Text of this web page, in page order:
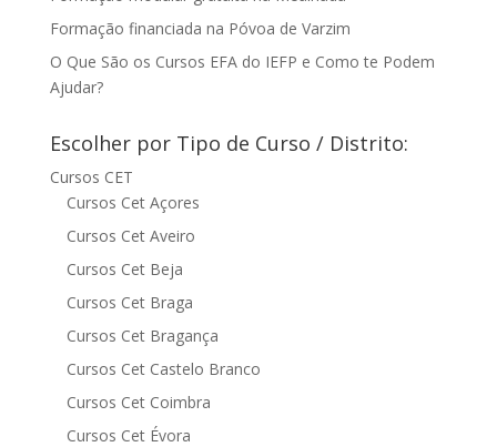
Formação financiada na Póvoa de Varzim
O Que São os Cursos EFA do IEFP e Como te Podem
Ajudar?
Escolher por Tipo de Curso / Distrito:
Cursos CET
Cursos Cet Açores
Cursos Cet Aveiro
Cursos Cet Beja
Cursos Cet Braga
Cursos Cet Bragança
Cursos Cet Castelo Branco
Cursos Cet Coimbra
Cursos Cet Évora